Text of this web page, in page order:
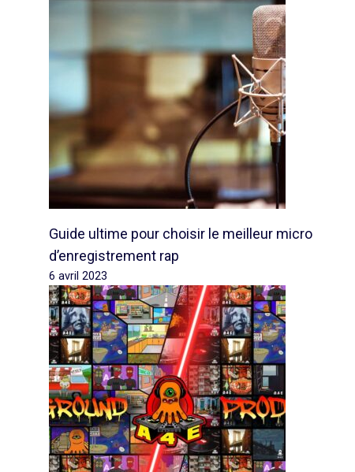
Guide ultime pour choisir le meilleur micro
d’enregistrement rap
6 avril 2023